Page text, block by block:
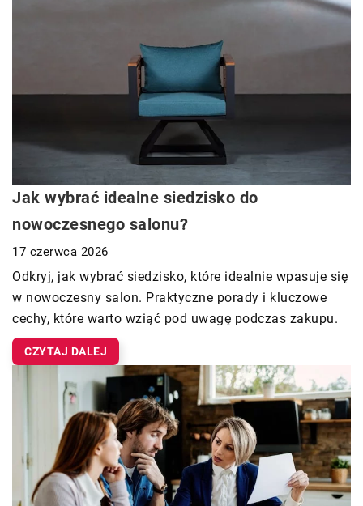
Jak wybrać idealne siedzisko do
nowoczesnego salonu?
17 czerwca 2026
Odkryj, jak wybrać siedzisko, które idealnie wpasuje się
w nowoczesny salon. Praktyczne porady i kluczowe
cechy, które warto wziąć pod uwagę podczas zakupu.
CZYTAJ DALEJ